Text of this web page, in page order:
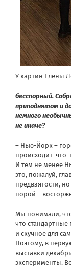
У картин Елены
бесспорный.
приподнятом и
немного
не иначе?
– Нью-Йорк –
происходит
И тем не менее
это, пожалуй,
предвзятости,
порой –
Мы понимали,
что
и скучное для
Поэтому, в
выставки
эксперименты.